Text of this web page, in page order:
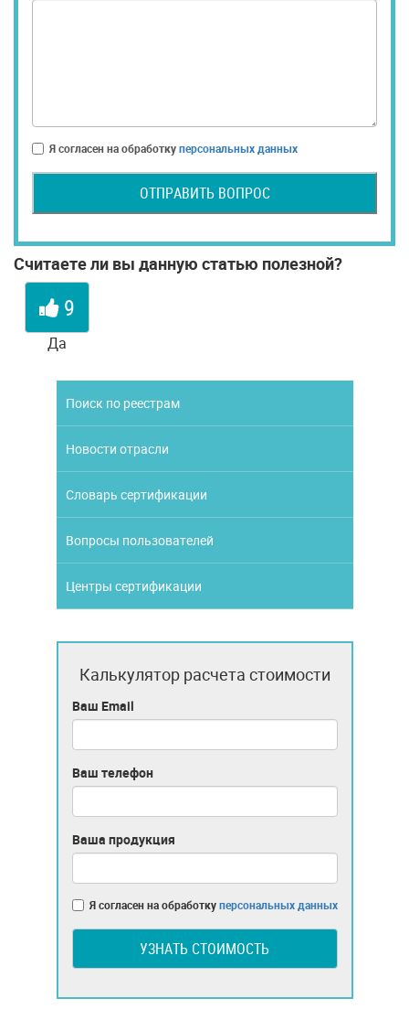
Я согласен на обработкуперсональных данных
ОТПРАВИТЬ ВОПРОС
Считаете ли вы данную статью полезной?
9
Да
Поиск по реестрам
Новости отрасли
Словарь сертификации
Вопросы пользователей
Центры сертификации
Калькулятор расчета стоимости
Ваш Email
Ваш телефон
Ваша продукция
Я согласен на обработкуперсональных данных
УЗНАТЬ СТОИМОСТЬ